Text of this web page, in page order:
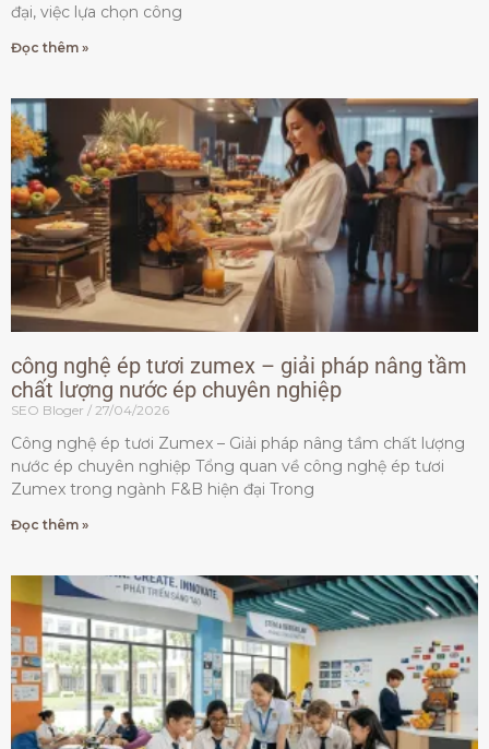
đại, việc lựa chọn công
Đọc thêm »
công nghệ ép tươi zumex – giải pháp nâng tầm
chất lượng nước ép chuyên nghiệp
SEO Bloger 27/04/2026
Công nghệ ép tươi Zumex – Giải pháp nâng tầm chất lượng
nước ép chuyên nghiệp Tổng quan về công nghệ ép tươi
Zumex trong ngành F&B hiện đại Trong
Đọc thêm »